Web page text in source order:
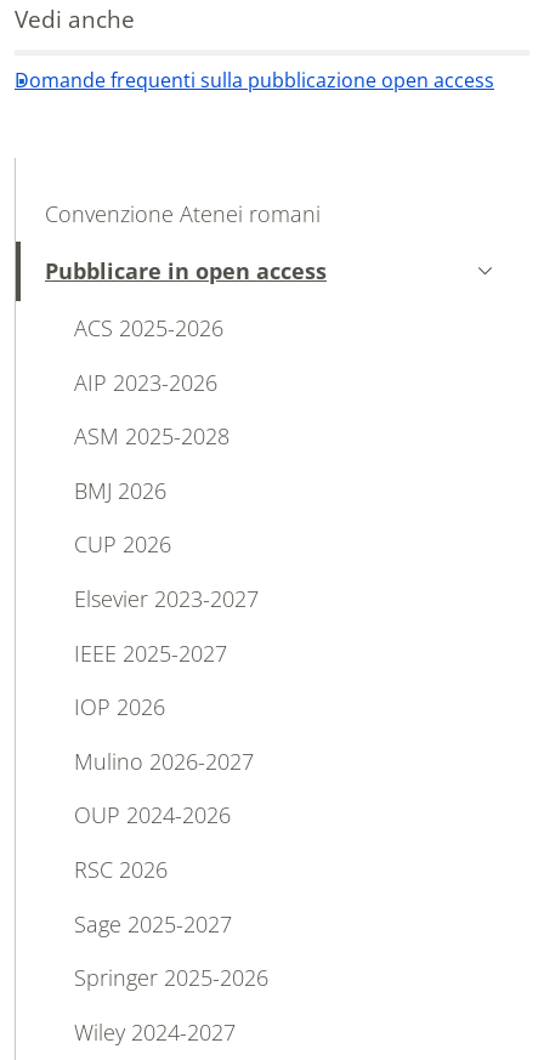
Vedi anche
Domande frequenti sulla pubblicazione open access
MAIN NAVIGATION
Convenzione Atenei romani
Pubblicare in open access
Attivo
ACS 2025-2026
AIP 2023-2026
ASM 2025-2028
BMJ 2026
CUP 2026
Elsevier 2023-2027
IEEE 2025-2027
IOP 2026
Mulino 2026-2027
OUP 2024-2026
RSC 2026
Sage 2025-2027
Springer 2025-2026
Wiley 2024-2027